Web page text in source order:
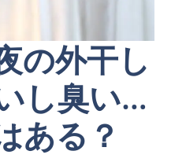
の外干し
し臭い…
ある？